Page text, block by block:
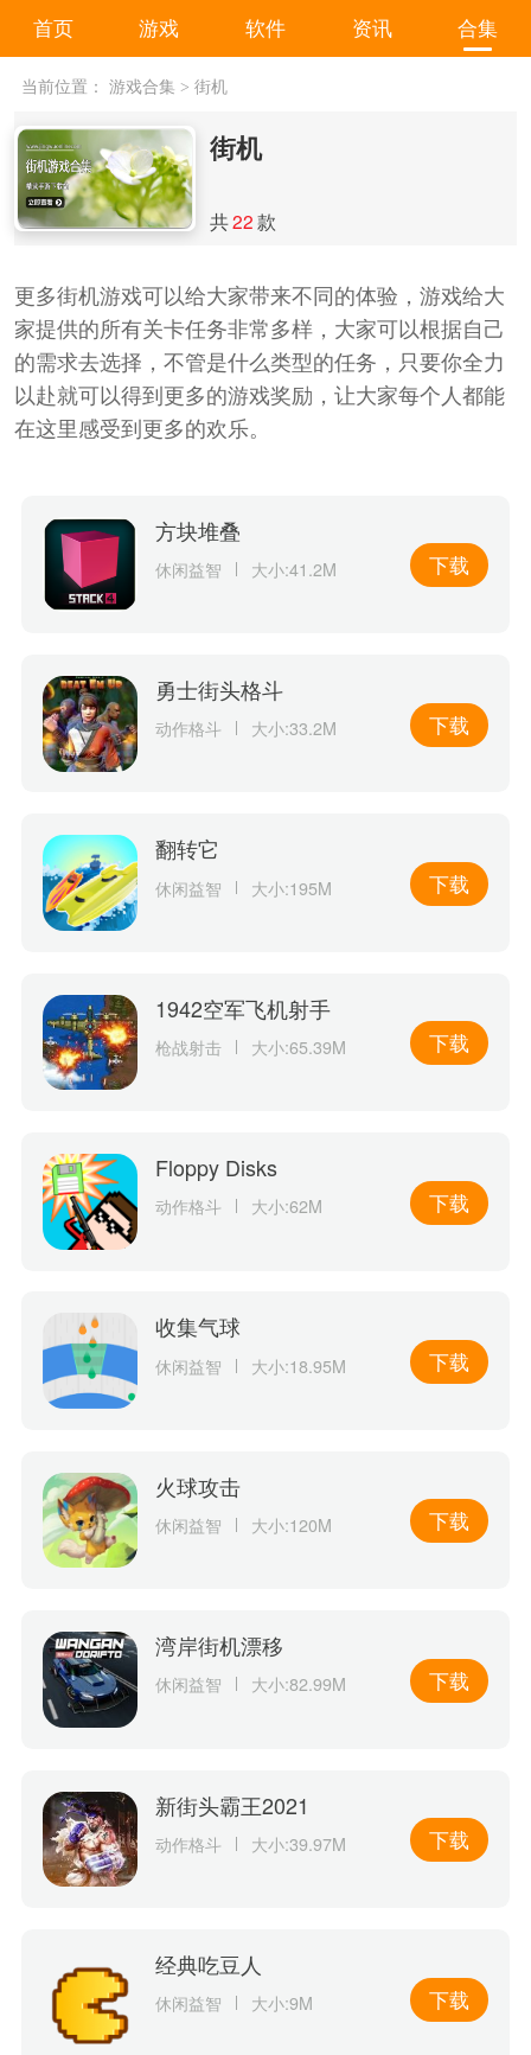
首页 游戏 软件 资讯 合集
当前位置： 游戏合集 > 街机
街机
共22款
更多街机游戏可以给大家带来不同的体验，游戏给大
家提供的所有关卡任务非常多样，大家可以根据自己
的需求去选择，不管是什么类型的任务，只要你全力
以赴就可以得到更多的游戏奖励，让大家每个人都能
在这里感受到更多的欢乐。
方块堆叠
休闲益智 大小:41.2M 下载
勇士街头格斗
动作格斗 大小:33.2M 下载
翻转它
休闲益智 大小:195M 下载
1942空军飞机射手
枪战射击 大小:65.39M 下载
Floppy Disks
动作格斗 大小:62M 下载
收集气球
休闲益智 大小:18.95M 下载
火球攻击
休闲益智 大小:120M 下载
湾岸街机漂移
休闲益智 大小:82.99M 下载
新街头霸王2021
动作格斗 大小:39.97M 下载
经典吃豆人
休闲益智 大小:9M 下载